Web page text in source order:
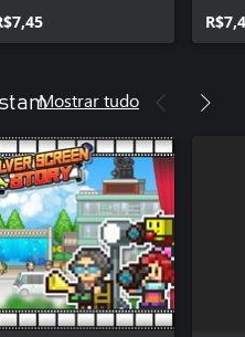
Mostrar tudo